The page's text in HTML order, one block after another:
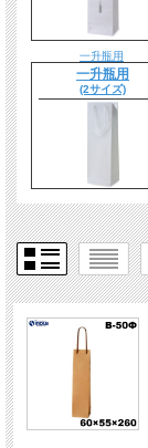
一升瓶用
一升瓶用
(2サイズ)